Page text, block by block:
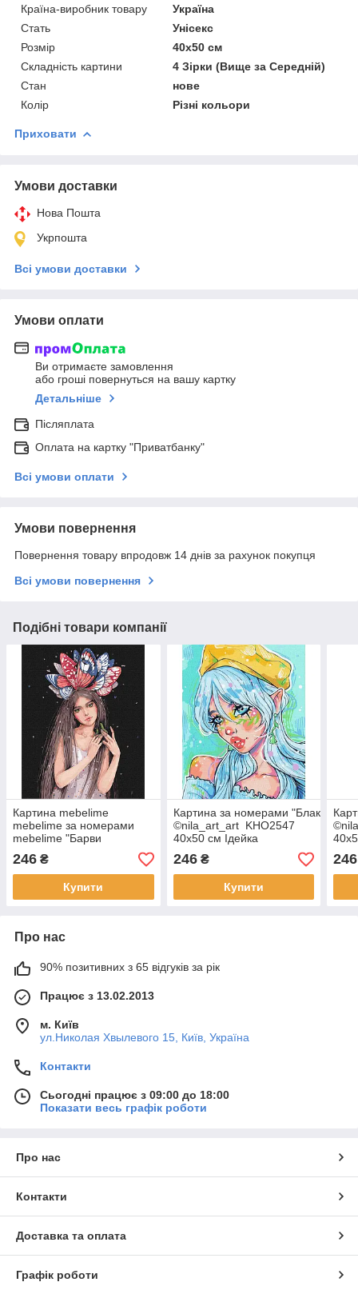
Країна-виробник товару
Україна
Стать
Унісекс
Розмір
40х50 см
Складність картини
4 Зірки (Вище за Середній)
Стан
нове
Колір
Різні кольори
Приховати
Умови доставки
Нова Пошта
Укрпошта
Всі умови доставки
Умови оплати
Ви отримаєте замовлення
або гроші повернуться на вашу картку
Детальніше
Післяплата
Оплата на картку "Приватбанку"
Всі умови оплати
Умови повернення
Повернення товару впродовж 14 днів за рахунок покупця
Всі умови повернення
Подібні товари компанії
Картина mebelime
mebelime за номерами
mebelime "Барви
©lesya_nedzelska_art
Ідейка KHO4996 40х50 см
246 ₴
Купити
Картина за номерами
©nila_art_art KHO2547
40х50 см Ідейка
246₴
Купити
246
Про нас
90% позитивних з 65 відгуків за рік
Працює з 13.02.2013
м. Київ
ул.Николая Хвылевого 15, Київ, Україна
Контакти
Сьогодні працює з 09:00 до 18:00
Показати весь графік роботи
Про нас
Контакти
Доставка та оплата
Графік роботи